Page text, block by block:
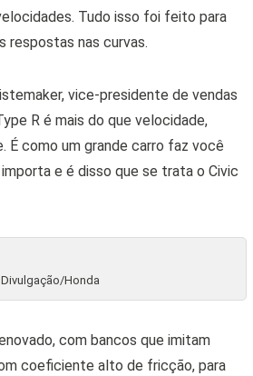
Tudo isso foi feito para
respostas nas curvas.
vice-presidente de vendas
R é mais do que velocidade,
É como um grande carro faz você
e é disso que se trata o Civic
Divulgação/Honda
com bancos que imitam
coeficiente alto de fricção, para